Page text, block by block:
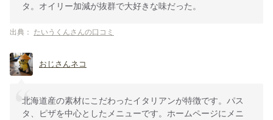
タ。オイリー加減が抜群で大好きな味だった。
出典： たいうくんさんの口コミ
おじさんネコ
北海道産の素材にこだわったイタリアンが特徴です。パス
タ、ピザを中心としたメニューです。ホームページにメニ